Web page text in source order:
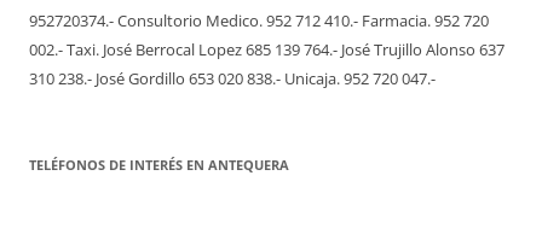
952720374.- Consultorio Medico. 952 712 410.- Farmacia. 952 720
002.- Taxi. José Berrocal Lopez 685 139 764.- José Trujillo Alonso 637
310 238.- José Gordillo 653 020 838.- Unicaja. 952 720 047.-
TELÉFONOS DE INTERÉS EN ANTEQUERA